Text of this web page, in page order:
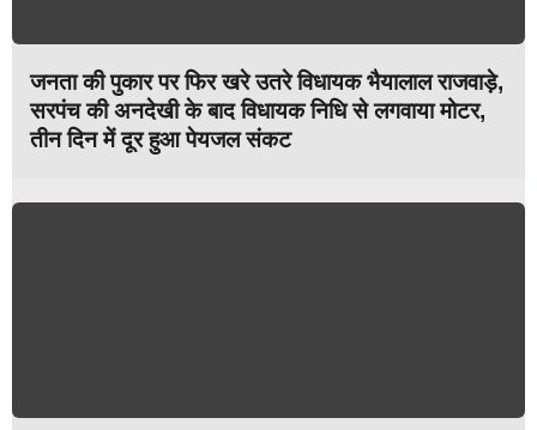
जनता की पुकार पर फिर खरे उतरे विधायक भैयालाल राजवाड़े,
सरपंच की अनदेखी के बाद विधायक निधि से लगवाया मोटर,
तीन दिन में दूर हुआ पेयजल संकट